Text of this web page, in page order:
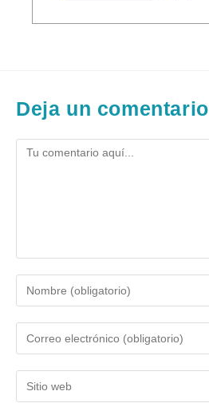
Deja un comentario
Comentario
nombre
nombre
de
usuario
dirección
de